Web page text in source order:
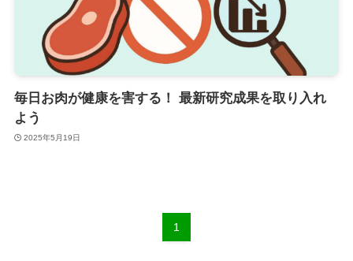
毎日お肉が健康を害する！ 最新研究成果を取り入れ
よう
2025年5月19日
1